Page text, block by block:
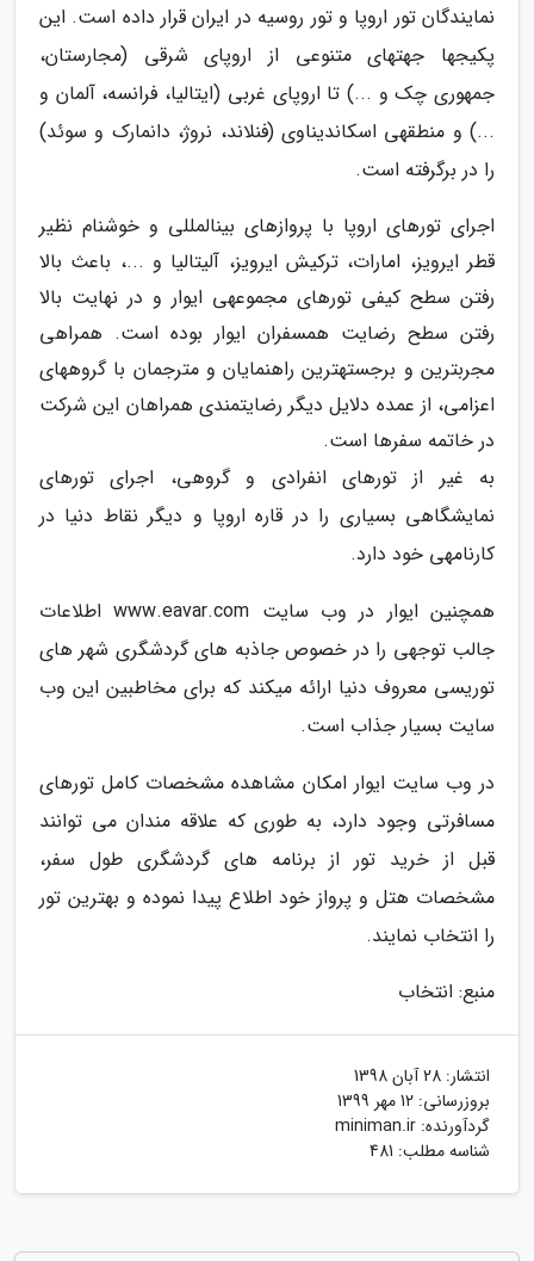
نمایندگان تور اروپا و تور روسیه در ایران قرار داده است. این
پکیجها جهتهای متنوعی از اروپای شرقی (مجارستان،
جمهوری چک و ...) تا اروپای غربی (ایتالیا، فرانسه، آلمان و
...) و منطقهی اسکاندیناوی (فنلاند، نروژ، دانمارک و سوئد)
را در برگرفته است.
اجرای تورهای اروپا با پروازهای بینالمللی و خوشنام نظیر
قطر ایرویز، امارات، ترکیش ایرویز، آلیتالیا و ...، باعث بالا
رفتن سطح کیفی تورهای مجموعهی ایوار و در نهایت بالا
رفتن سطح رضایت همسفران ایوار بوده است. همراهی
مجربترین و برجستهترین راهنمایان و مترجمان با گروههای
اعزامی، از عمده دلایل دیگر رضایتمندی همراهان این شرکت
در خاتمه سفرها است.
به غیر از تورهای انفرادی و گروهی، اجرای تورهای
نمایشگاهی بسیاری را در قاره اروپا و دیگر نقاط دنیا در
کارنامهی خود دارد.
همچنین ایوار در وب سایت www.eavar.com اطلاعات
جالب توجهی را در خصوص جاذبه های گردشگری شهر های
توریسی معروف دنیا ارائه میکند که برای مخاطبین این وب
سایت بسیار جذاب است.
در وب سایت ایوار امکان مشاهده مشخصات کامل تورهای
مسافرتی وجود دارد، به طوری که علاقه مندان می توانند
قبل از خرید تور از برنامه های گردشگری طول سفر،
مشخصات هتل و پرواز خود اطلاع پیدا نموده و بهترین تور
را انتخاب نمایند.
منبع: انتخاب
انتشار: 28 آبان 1398
بروزرسانی: 12 مهر 1399
گردآورنده: miniman.ir
شناسه مطلب: 481